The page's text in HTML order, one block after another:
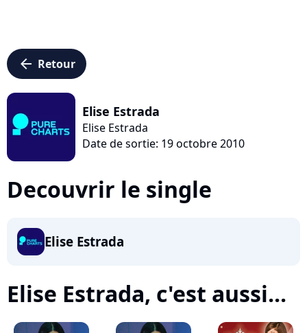
arrow_left Retour
Elise Estrada
Elise Estrada
Date de sortie: 19 octobre 2010
Decouvrir le single
Elise Estrada
Elise Estrada, c'est aussi...